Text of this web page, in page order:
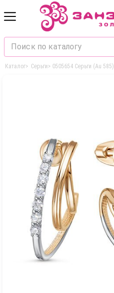
Каталог> Серьги> 0505654 Серьги (Au 585)